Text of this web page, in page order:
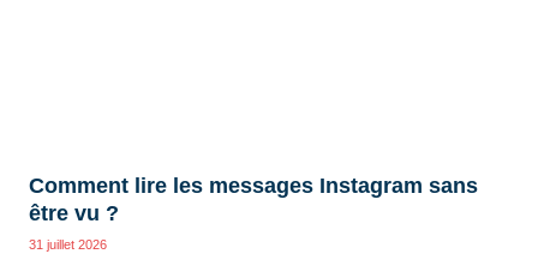
Comment lire les messages Instagram sans
être vu ?
31 juillet 2026